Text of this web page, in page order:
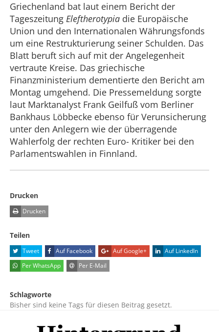
Griechenland bat laut einem Bericht der
Tageszeitung Eleftherotypia die Europäische
Union und den Internationalen Währungsfonds
um eine Restrukturierung seiner Schulden. Das
Blatt beruft sich auf mit der Angelegenheit
vertraute Kreise. Das griechische
Finanzministerium dementierte den Bericht am
Montag umgehend. Die Pressemeldung sorgte
laut Marktanalyst Frank Geilfuß vom Berliner
Bankhaus Löbbecke ebenso für Verunsicherung
unter den Anlegern wie der überragende
Wahlerfolg der rechten Euro- Kritiker bei den
Parlamentswahlen in Finnland.
Drucken
Drucken
Teilen
Tweet Auf Facebook Auf Google+
Auf LinkedIn
Per WhatsApp
Per E-Mail
Schlagworte
Bisher sind keine Tags für diesen Beitrag gesetzt.